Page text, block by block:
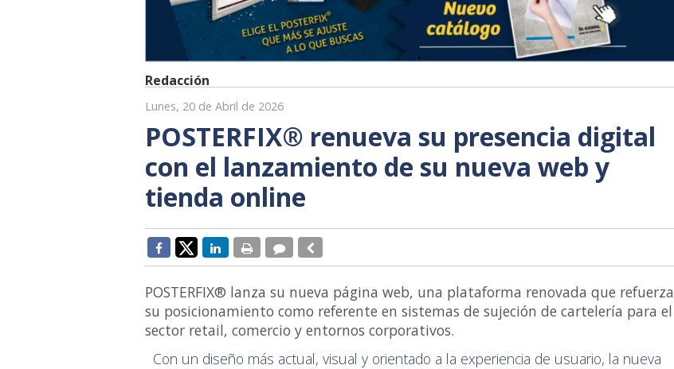
Redacción
Lunes, 20 de Abril de 2026
POSTERFIX® renueva su presencia digital
con el lanzamiento de su nueva web y
tienda online
POSTERFIX® lanza su nueva página web, una plataforma renovada que refuerza
su posicionamiento como referente en sistemas de sujeción de cartelería para el
sector retail, comercio y entornos corporativos.
Con un diseño más actual, visual y orientado a la experiencia de usuario, la nueva